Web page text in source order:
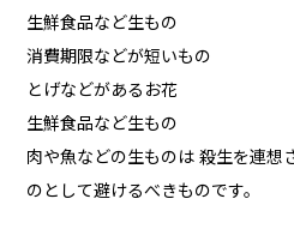
生鮮食品など生もの
消費期限などが短いもの
とげなどがあるお花
生鮮食品など生もの
肉や魚などの生ものは 殺生を連想
のとして避けるべきものです。